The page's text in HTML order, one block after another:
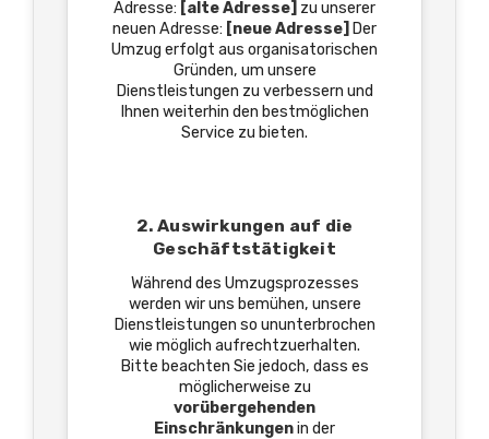
Adresse: [alte Adresse] zu unserer
neuen Adresse: [neue Adresse] Der
Umzug erfolgt aus organisatorischen
Gründen, um unsere
Dienstleistungen zu verbessern und
Ihnen weiterhin den bestmöglichen
Service zu bieten.
2. Auswirkungen auf die
Geschäftstätigkeit
Während des Umzugsprozesses
werden wir uns bemühen, unsere
Dienstleistungen so ununterbrochen
wie möglich aufrechtzuerhalten.
Bitte beachten Sie jedoch, dass es
möglicherweise zu
vorübergehenden
Einschränkungenin der